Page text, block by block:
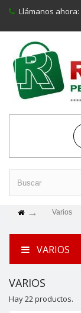
Llámanos ahora:
Varios
VARIOS
VARIOS
Hay 22 productos.